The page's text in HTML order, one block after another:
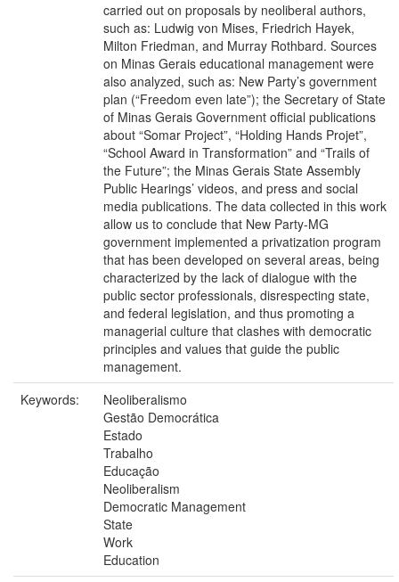
carried out on proposals by neoliberal authors,
such as: Ludwig von Mises, Friedrich Hayek,
Milton Friedman, and Murray Rothbard. Sources
on Minas Gerais educational management were
also analyzed, such as: New Party’s government
plan (“Freedom even late”); the Secretary of State
of Minas Gerais Government official publications
about “Somar Project”, “Holding Hands Projet”,
“School Award in Transformation” and “Trails of
the Future”; the Minas Gerais State Assembly
Public Hearings’ videos, and press and social
media publications. The data collected in this work
allow us to conclude that New Party-MG
government implemented a privatization program
that has been developed on several areas, being
characterized by the lack of dialogue with the
public sector professionals, disrespecting state,
and federal legislation, and thus promoting a
managerial culture that clashes with democratic
principles and values that guide the public
management.
Keywords:
Neoliberalismo
Gestão Democrática
Estado
Trabalho
Educação
Neoliberalism
Democratic Management
State
Work
Education